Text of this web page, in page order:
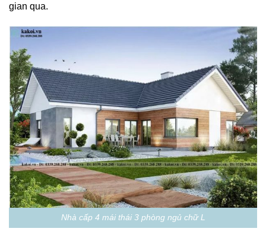
gian qua.
Nhà cấp 4 mái thái 3 phòng ngủ chữ L